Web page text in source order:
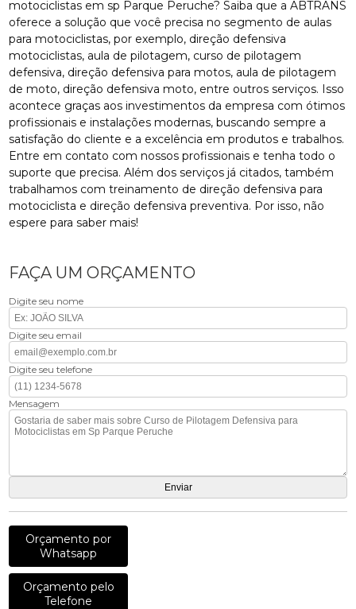
motociclistas em sp Parque Peruche? Saiba que a ABTRANS
oferece a solução que você precisa no segmento de aulas
para motociclistas, por exemplo, direção defensiva
motociclistas, aula de pilotagem, curso de pilotagem
defensiva, direção defensiva para motos, aula de pilotagem
de moto, direção defensiva moto, entre outros serviços. Isso
acontece graças aos investimentos da empresa com ótimos
profissionais e instalações modernas, buscando sempre a
satisfação do cliente e a excelência em produtos e trabalhos.
Entre em contato com nossos profissionais e tenha todo o
suporte que precisa. Além dos serviços já citados, também
trabalhamos com treinamento de direção defensiva para
motociclista e direção defensiva preventiva. Por isso, não
espere para saber mais!
FAÇA UM ORÇAMENTO
Digite seu nome
Digite seu email
Digite seu telefone
Mensagem
Orçamento por
Whatsapp
Orçamento pelo
Telefone